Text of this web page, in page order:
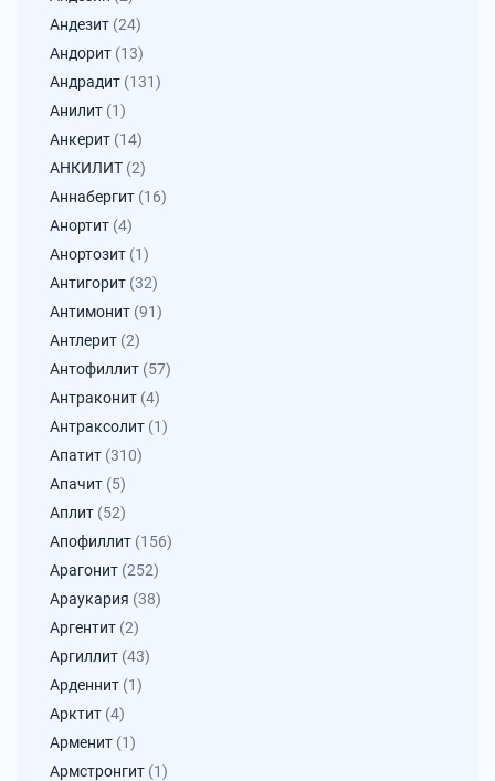
Андезит (24)
Андорит (13)
Андрадит (131)
Анилит (1)
Анкерит (14)
АНКИЛИТ (2)
Аннабергит (16)
Анортит (4)
Анортозит (1)
Антигорит (32)
Антимонит (91)
Антлерит (2)
Антофиллит (57)
Антраконит (4)
Антраксолит (1)
Апатит (310)
Апачит (5)
Аплит (52)
Апофиллит (156)
Арагонит (252)
Араукария (38)
Аргентит (2)
Аргиллит (43)
Арденнит (1)
Арктит (4)
Арменит (1)
Армстронгит (1)